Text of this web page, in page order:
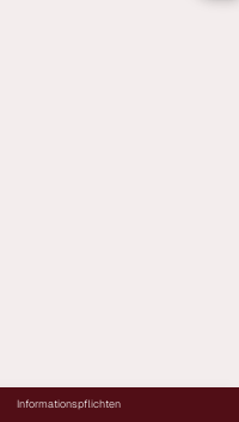
Informationspflichten